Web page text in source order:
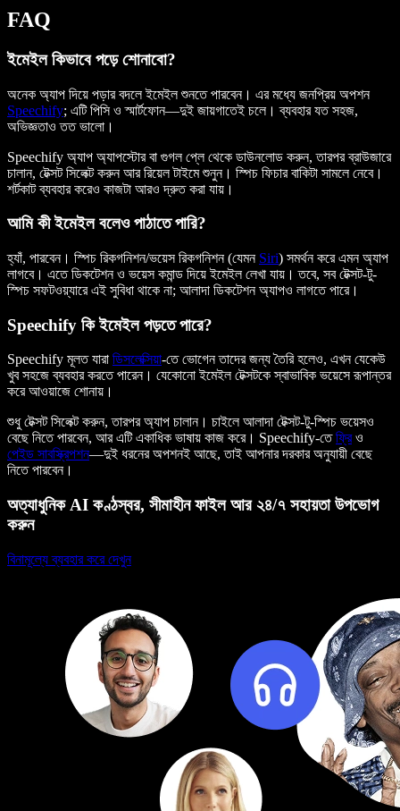
FAQ
ইমেইল কিভাবে পড়ে শোনাবো?
অনেক অ্যাপ দিয়ে পড়ার বদলে ইমেইল শুনতে পারবেন। এর মধ্যে জনপ্রিয় অপশন
Speechify; এটি পিসি ও স্মার্টফোন—দুই জায়গাতেই চলে। ব্যবহার যত সহজ,
অভিজ্ঞতাও তত ভালো।
Speechify অ্যাপ অ্যাপস্টোর বা গুগল প্লে থেকে ডাউনলোড করুন, তারপর ব্রাউজারে
চালান, টেক্সট সিলেক্ট করুন আর রিয়েল টাইমে শুনুন। স্পিচ ফিচার বাকিটা সামলে নেবে।
শর্টকাট ব্যবহার করেও কাজটা আরও দ্রুত করা যায়।
আমি কী ইমেইল বলেও পাঠাতে পারি?
হ্যাঁ, পারবেন। স্পিচ রিকগনিশন/ভয়েস রিকগনিশন (যেমন Siri) সমর্থন করে এমন অ্যাপ
লাগবে। এতে ডিকটেশন ও ভয়েস কমান্ড দিয়ে ইমেইল লেখা যায়। তবে, সব টেক্সট-টু-
স্পিচ সফটওয়্যারে এই সুবিধা থাকে না; আলাদা ডিকটেশন অ্যাপও লাগতে পারে।
Speechify কি ইমেইল পড়তে পারে?
Speechify মূলত যারা ডিসলেক্সিয়া-তে ভোগেন তাদের জন্য তৈরি হলেও, এখন যেকেউ
খুব সহজে ব্যবহার করতে পারেন। যেকোনো ইমেইল টেক্সটকে স্বাভাবিক ভয়েসে রূপান্তর
করে আওয়াজে শোনায়।
শুধু টেক্সট সিলেক্ট করুন, তারপর অ্যাপ চালান। চাইলে আলাদা টেক্সট-টু-স্পিচ ভয়েসও
বেছে নিতে পারবেন, আর এটি একাধিক ভাষায় কাজ করে। Speechify-তেফ্রিও
পেইড সাবস্ক্রিপশন—দুই ধরনের অপশনই আছে, তাই আপনার দরকার অনুযায়ী বেছে
নিতে পারবেন।
অত্যাধুনিক AI কণ্ঠস্বর, সীমাহীন ফাইল আর ২৪/৭ সহায়তা উপভোগ
করুন
বিনামূল্যে ব্যবহার করে দেখুন